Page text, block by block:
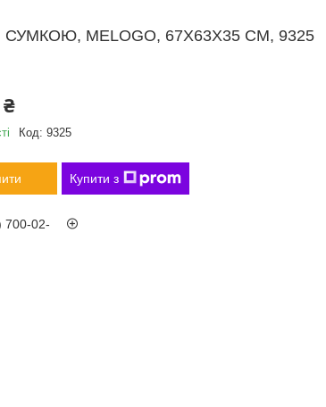
MELOGO, 67Х63Х35 СМ, 9325
Код: 9325
Купити з
700-02-